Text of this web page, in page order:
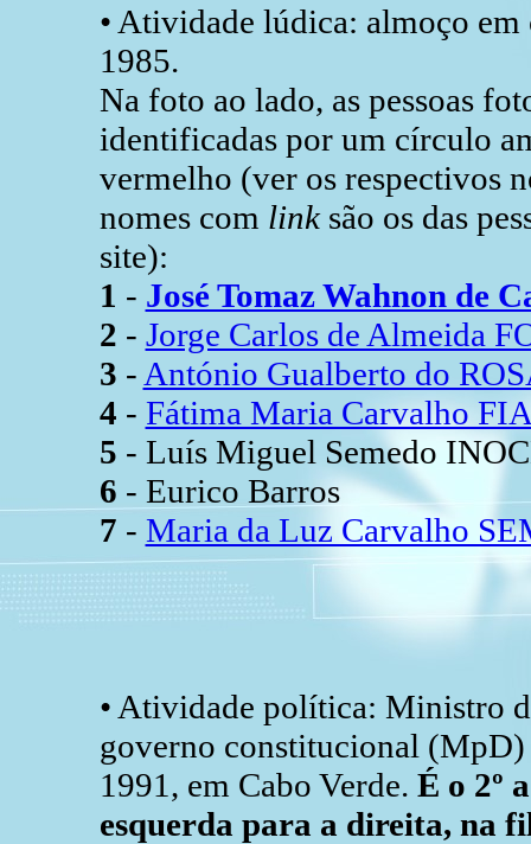
• Atividade lúdica: almoço em
1985.
Na foto ao lado, as pessoas
identificadas por um círculo
vermelho (ver os respectivos
nomes com linksão os das
site):
1 - José Tomaz Wahnon de
2 - Jorge Carlos de Almeida
3 - António Gualberto do
4 - Fátima Maria Carvalho
5 - Luís Miguel Semedo
6 - Eurico Barros
7 - Maria da Luz Carvalho
• Atividade política: Ministro
governo constitucional
1991, em Cabo Verde. É o 2º
esquerda para a direita, na